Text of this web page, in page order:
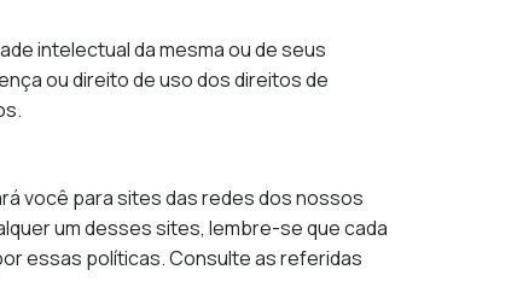
intelectual da mesma ou de seus
ou direito de uso dos direitos de
você para sites das redes dos nossos
um desses sites, lembre-se que cada
essas políticas. Consulte as referidas